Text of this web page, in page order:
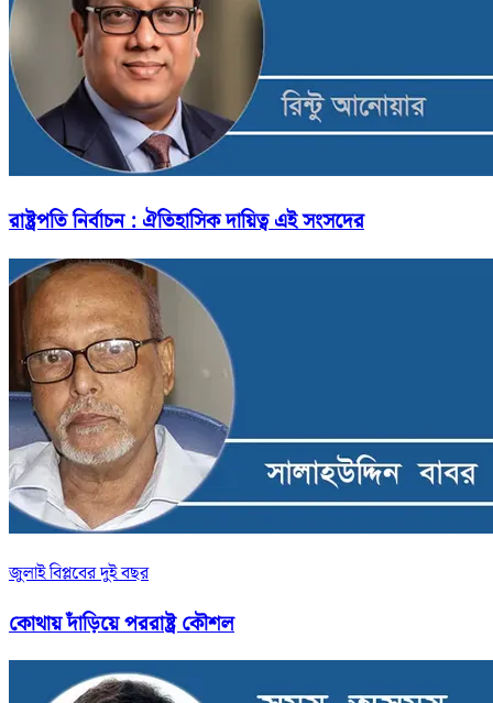
রাষ্ট্রপতি নির্বাচন : ঐতিহাসিক দায়িত্ব এই সংসদের
জুলাই বিপ্লবের দুই বছর
কোথায় দাঁড়িয়ে পররাষ্ট্র কৌশল